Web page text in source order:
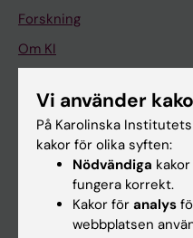
Forskning
Om KI
På gång
Nyheter
Kalender
Vi använder
På Karolinska
kakor för olika syften:
Nödvändiga
fungera korrekt.
Kakor för analys
webbplatsen